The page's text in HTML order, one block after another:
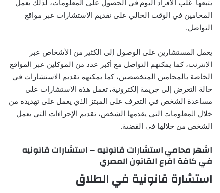
يتبعها أغلب الأفراد اليوم في الحصول على المعلومات، لذلك يعمل
المحامين في الوقت الحالي على تقديم الاستشارات عبر مواقع
التواصل.
يعمل المستشارين على الوصول إلى الكثير من الأشخاص عبر
الإنترنت، كما يمكنهم التواصل مع أكبر عدد من الموكلين عبر المواقع
الخاصة بالمحامين المتخصصين، كما يمكنهم تقديم الاستشارات في
حالة التعرض إلى جريمة إلكترونية، تعمل هذه الاستشارات على
مساعدة الشخص في التعرف على المبتز الذي يعمل على تهديده من
خلال المعلومات التي يقدمها الشخص، تقديم الإجراءات التي يعمل
الشخص من خلالها في القضية.
اشهر محامي استشارات قانونيه – استشارات قانونيه
في كافة افرع القانون المصري
استشارة قانونية في الطلاق